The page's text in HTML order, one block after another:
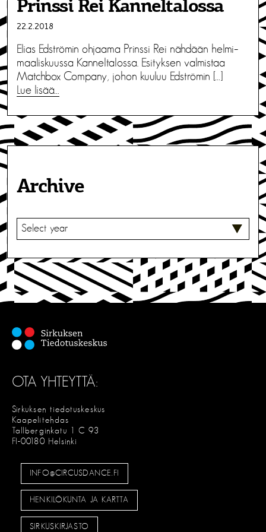
Prinssi Rei Kanneltalossa
22.2.2018
Elias Edströmin ohjaama Prinssi Rei nähdään helmi–
maaliskuussa Kanneltalossa. Esityksen valmistaa
Matchbox Company, johon kuuluu Edströmin […]
Lue lisää…
Archive
V
I
T
S
E
OTA YHTEYTTÄ:
Sirkuksen tiedotuskeskus
Kaapelitehdas
Tallberginkatu 1 C 93
FI-00180 Helsinki
INFO@CIRCUSDANCE.FI
HENKILÖKUNTA JA KARTTA
SIRKUSKIRJASTO